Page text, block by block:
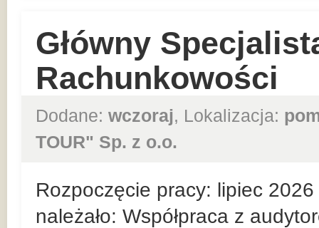
Główny
Rachunkowości
Dodane: wczoraj, Lokalizacja:
TOUR" Sp. z o.o.
Rozpoczęcie pracy: lipiec
należało: Współpraca z